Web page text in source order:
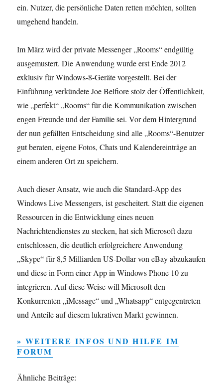
ein. Nutzer, die persönliche Daten retten möchten, sollten
umgehend handeln.
Im März wird der private Messenger „Rooms“ endgültig
ausgemustert. Die Anwendung wurde erst Ende 2012
exklusiv für Windows-8-Geräte vorgestellt. Bei der
Einführung verkündete Joe Belfiore stolz der Öffentlichkeit,
wie „perfekt“ „Rooms“ für die Kommunikation zwischen
engen Freunde und der Familie sei. Vor dem Hintergrund
der nun gefällten Entscheidung sind alle „Rooms“-Benutzer
gut beraten, eigene Fotos, Chats und Kalendereinträge an
einem anderen Ort zu speichern.
Auch dieser Ansatz, wie auch die Standard-App des
Windows Live Messengers, ist gescheitert. Statt die eigenen
Ressourcen in die Entwicklung eines neuen
Nachrichtendienstes zu stecken, hat sich Microsoft dazu
entschlossen, die deutlich erfolgreichere Anwendung
„Skype“ für 8,5 Milliarden US-Dollar von eBay abzukaufen
und diese in Form einer App in Windows Phone 10 zu
integrieren. Auf diese Weise will Microsoft den
Konkurrenten „iMessage“ und „Whatsapp“ entgegentreten
und Anteile auf diesem lukrativen Markt gewinnen.
» WEITERE INFOS UND HILFE IM
FORUM
Ähnliche Beiträge: